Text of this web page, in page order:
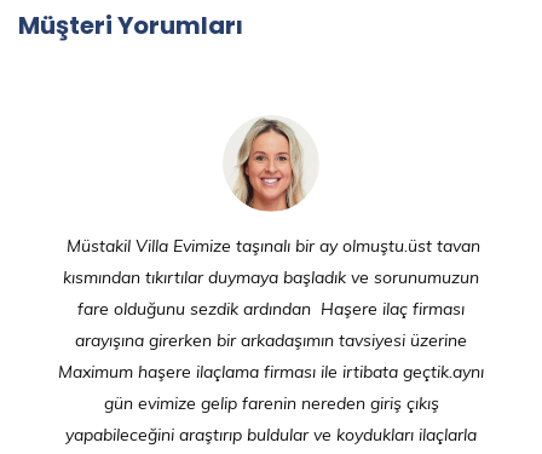
Müşteri Yorumları
Müstakil Villa Evimize taşınalı bir ay olmuştu.üst tavan
kısmından tıkırtılar duymaya başladık ve sorunumuzun
fare olduğunu sezdik ardından Haşere ilaç firması
arayışına girerken bir arkadaşımın tavsiyesi üzerine
Maximum haşere ilaçlama firması ile irtibata geçtik.aynı
gün evimize gelip farenin nereden giriş çıkış
yapabileceğini araştırıp buldular ve koydukları ilaçlarla